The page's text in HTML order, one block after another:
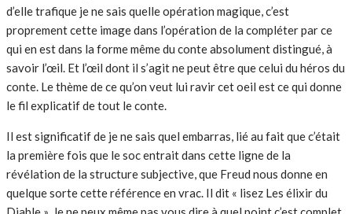
d’elle trafique je ne sais quelle opération magique, c’est
proprement cette image dans l’opération de la compléter par ce
qui en est dans la forme même du conte absolument distingué, à
savoir l’œil. Et l’œil dont il s’agit ne peut être que celui du héros du
conte. Le thème de ce qu’on veut lui ravir cet oeil est ce qui donne
le fil explicatif de tout le conte.
Il est significatif de je ne sais quel embarras, lié au fait que c’était
la première fois que le soc entrait dans cette ligne de la
révélation de la structure subjective, que Freud nous donne en
quelque sorte cette référence en vrac. Il dit « lisez Les élixir du